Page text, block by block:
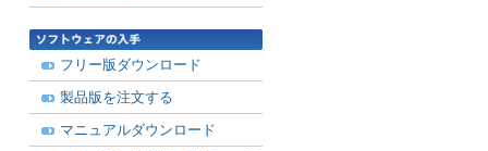
フリー版ダウンロード
製品版を注文する
マニュアルダウンロード